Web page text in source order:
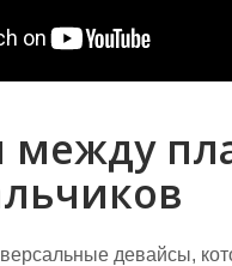
между
девайсы,